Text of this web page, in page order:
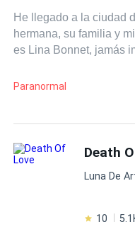
He llegado a la ciudad
hermana, su familia y mi
es Lina Bonnet, jamás
parece imposible. La
conseguir, claro, no
completo, todo
cosa, lugar o situación
cambió mi mundo por
Paranormal
Death
Luna De
10